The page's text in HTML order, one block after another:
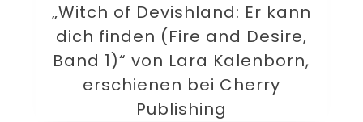
„Witch of Devishland: Er kann
dich finden (Fire and Desire,
Band 1)“ von Lara Kalenborn,
erschienen bei Cherry
Publishing